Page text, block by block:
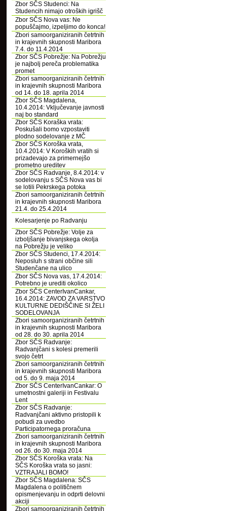
Zbor SČS Studenci: Na
Studencih nimajo otroških igrišč
Zbor SČS Nova vas: Ne
popuščajmo, izpeljimo do konca!
Zbori samoorganiziranih četrtnih
in krajevnih skupnosti Maribora
7.4. do 11.4.2014
Zbor SČS Pobrežje: Na Pobrežju
je najbolj pereča problematika
promet
Zbori samoorganiziranih četrtnih
in krajevnih skupnosti Maribora
od 14. do 18. aprila 2014
Zbor SČS Magdalena,
10.4.2014: Vključevanje javnosti
naj bo standard
Zbor SČS Koraška vrata:
Poskušali bomo vzpostaviti
plodno sodelovanje z MČ
Zbor SČS Koroška vrata,
10.4.2014: V Koroških vratih si
prizadevajo za primernejšo
prometno ureditev
Zbor SČS Radvanje, 8.4.2014: v
sodelovanju s SČS Nova vas bi
se lotili Pekrskega potoka
Zbori samoorganiziranih četrtnih
in krajevnih skupnosti Maribora
21.4. do 25.4.2014
Kolesarjenje po Radvanju
Zbor SČS Pobrežje: Volje za
izboljšanje bivanjskega okolja
na Pobrežju je veliko
Zbor SČS Studenci, 17.4.2014:
Neposluh s strani občine sili
Studenčane na ulico
Zbor SČS Nova vas, 17.4.2014:
Potrebno je urediti okolico
Zbor SČS CenterIvanCankar,
16.4.2014: ZAVOD ZA VARSTVO
KULTURNE DEDIŠČINE SI ŽELI
SODELOVANJA
Zbori samoorganiziranih četrtnih
in krajevnih skupnosti Maribora
od 28. do 30. aprila 2014
Zbor SČS Radvanje:
Radvanjčani s kolesi premerili
svojo četrt
Zbori samoorganiziranih četrtnih
in krajevnih skupnosti Maribora
od 5. do 9. maja 2014
Zbor SČS CenterIvanCankar: O
umetnostni galeriji in Festivalu
Lent
Zbor SČS Radvanje:
Radvanjčani aktivno pristopili k
pobudi za uvedbo
Participatornega proračuna
Zbori samoorganiziranih četrtnih
in krajevnih skupnosti Maribora
od 26. do 30. maja 2014
Zbor SČS Koroška vrata: Na
SČS Koroška vrata so jasni:
VZTRAJALI BOMO!
Zbor SČS Magdalena: SČS
Magdalena o političnem
opismenjevanju in odprti delovni
akciji
Zbori samoorganiziranih četrtnih